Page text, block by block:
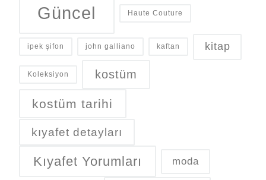
Güncel Haute Couture
ipek şifon john galliano kaftan kitap
Koleksiyon kostüm
kostüm tarihi
kıyafet detayları
Kıyafet Yorumları moda